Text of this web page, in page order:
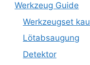
Werkzeug Guide
Werkzeugset
Lötabsaugung
Detektor